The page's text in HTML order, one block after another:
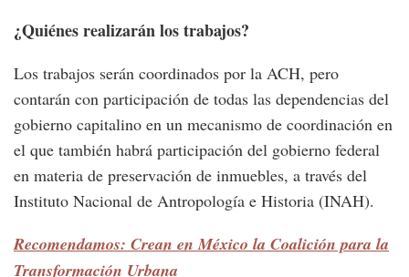
¿Quiénes realizarán los trabajos?
Los trabajos serán coordinados por la ACH, pero
contarán con participación de todas las dependencias del
gobierno capitalino en un mecanismo de coordinación en
el que también habrá participación del gobierno federal
en materia de preservación de inmuebles, a través del
Instituto Nacional de Antropología e Historia (INAH).
Recomendamos: Crean en México la Coalición para la
Transformación Urbana